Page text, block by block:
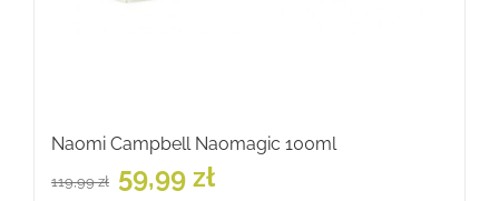
Naomi Campbell Naomagic 100ml
119,99zł
Pierwotna
cena
59,99 złcena